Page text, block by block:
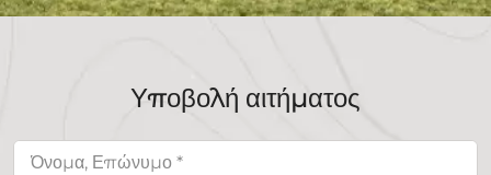
Υποβολή αιτήματος